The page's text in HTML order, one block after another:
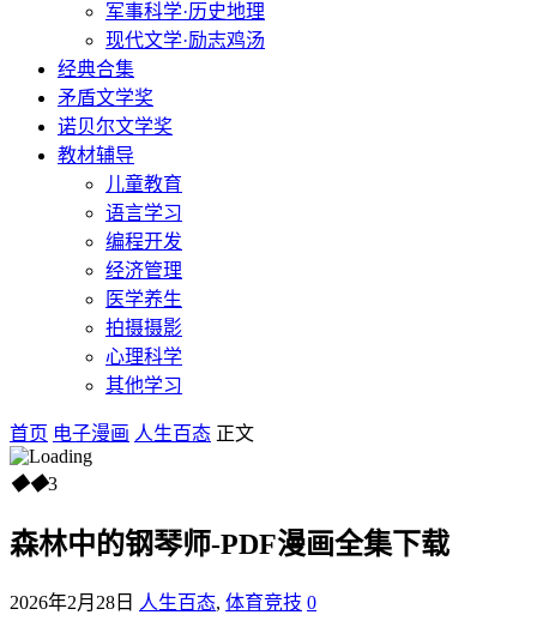
军事科学·历史地理
现代文学·励志鸡汤
经典合集
矛盾文学奖
诺贝尔文学奖
教材辅导
儿童教育
语言学习
编程开发
经济管理
医学养生
拍摄摄影
心理科学
其他学习
首页 电子漫画 人生百态 正文
◆◆3
森林中的钢琴师-PDF漫画全集下载
2026年2月28日 人生百态, 体育竞技 0